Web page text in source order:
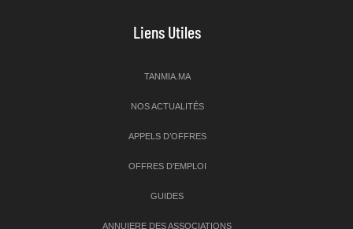
Liens Utiles
TANMIA.MA
NOS ACTUALITÉS
APPELS D’OFFRES
OFFRES D’EMPLOI
GUIDES
ANNUIERE DES ASSOCIATIONS